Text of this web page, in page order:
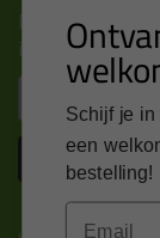
Nieuws, tips
inbox
Schijf je
een
bestelling!
Email